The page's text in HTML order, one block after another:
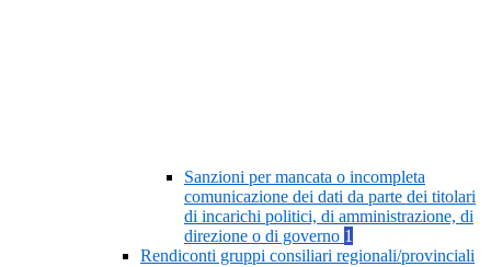
Sanzioni per mancata o incompleta
comunicazione dei dati da parte dei titolari
di incarichi politici, di amministrazione, di
direzione o di governo 1
Rendiconti gruppi consiliari regionali/provinciali